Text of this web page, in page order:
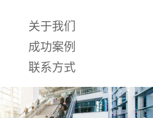
关于我们
成功案例
联系方式